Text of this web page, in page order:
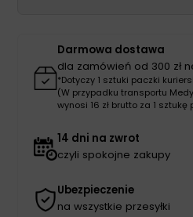
Darmowa dostawa
dla zamówień od 300 zł
*Dotyczy 1 sztuki paczki
(W przypadku transportu
wynosi 16 zł brutto za 1 sztukę
14 dni na zwrot
czyli spokojne zakupy
Ubezpieczenie
na wszystkie przesyłki